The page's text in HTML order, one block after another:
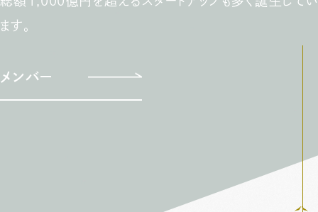
ます。
メンバー